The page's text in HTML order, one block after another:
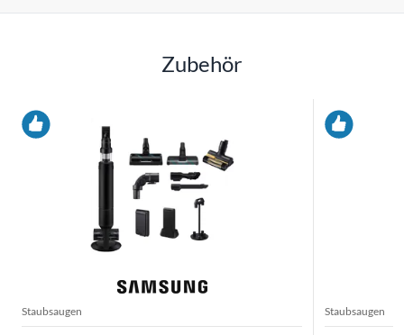
Zubehör
Staubsaugen Staubsaugen